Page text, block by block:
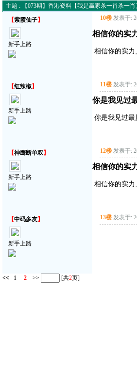
主题 : 【073期】香港资料【我是赢家杀一肖杀一肖
【紫霞仙子】
新手上路
10楼 发表于:
相信你的实
相信你的实
【红辣椒】
新手上路
11楼 发表于:
你是我见过
你是我见过
【神鹰断单双】
新手上路
12楼 发表于:
相信你的实
相信你的实
【中码多友】
新手上路
13楼 发表于:
<< 1 2 >> [共2页]